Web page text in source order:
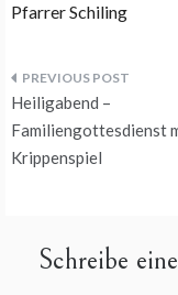
Pfarrer Schiling
Heiligabend –
Familiengottesdienst
Krippenspiel
Schreibe